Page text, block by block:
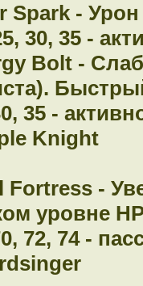
Spark -
30, 35 -
Bolt -
35 -
Knight
Fortress -
уровне
72, 74 -